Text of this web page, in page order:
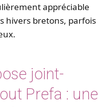
appréciable
hivers bretons, parfois
joint-
Prefa : une